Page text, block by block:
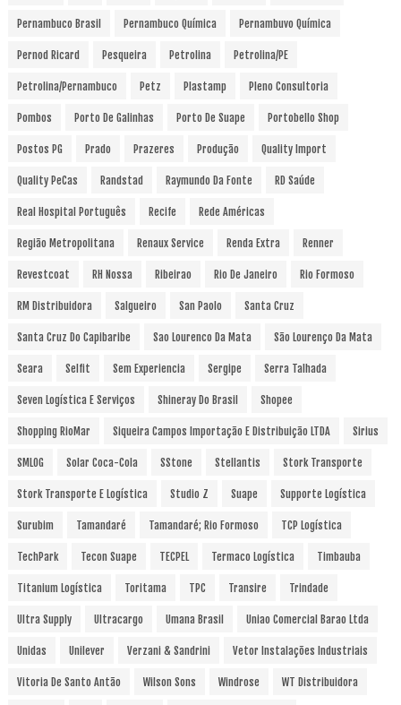
Pernambuco Brasil Pernambuco Química Pernambuvo Química
Pernod Ricard Pesqueira Petrolina Petrolina/PE
Petrolina/Pernambuco Petz Plastamp Pleno Consultoria
Pombos Porto De Galinhas Porto De Suape Portobello Shop
Postos PG Prado Prazeres Produção Quality Import
Quality PeCas Randstad Raymundo Da Fonte RD Saúde
Real Hospital Português Recife Rede Américas
Região Metropolitana Renaux Service Renda Extra Renner
Revestcoat RH Nossa Ribeirao Rio De Janeiro Rio Formoso
RM Distribuidora Salgueiro San Paolo Santa Cruz
Santa Cruz Do Capibaribe Sao Lourenco Da Mata São Lourenço Da Mata
Seara Selfit Sem Experiencia Sergipe Serra Talhada
Seven Logística E Serviços Shineray Do Brasil Shopee
Shopping RioMar Siqueira Campos Importação E Distribuição LTDA Sirius
SMLOG Solar Coca-Cola SStone Stellantis Stork Transporte
Stork Transporte E Logística Studio Z Suape Supporte Logística
Surubim Tamandaré Tamandaré; Rio Formoso TCP Logística
TechPark Tecon Suape TECPEL Termaco Logística Timbauba
Titanium Logística Toritama TPC Transire Trindade
Ultra Supply Ultracargo Umana Brasil Uniao Comercial Barao Ltda
Unidas Unilever Verzani & Sandrini Vetor Instalações Industriais
Vitoria De Santo Antão Wilson Sons Windrose WT Distribuidora